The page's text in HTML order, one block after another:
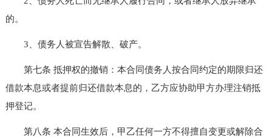
的。
3、债务人被宣告解散、破产。
第七条 抵押权的撤销：本合同债务人按合同约定的期限归还
借款本息或者提前归还借款本息的，乙方应协助甲方办理注销抵
押登记。
第八条 本合同生效后，甲乙任何一方不得擅自变更或解除合